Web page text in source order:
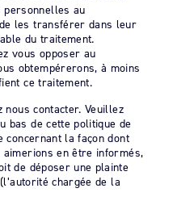
personnelles au
les transférer dans leur
du traitement.
vous opposer au
obtempérerons, à moins
ce traitement.
contacter. Veuillez
bas de cette politique de
concernant la façon dont
en être informés,
de déposer une plainte
chargée de la